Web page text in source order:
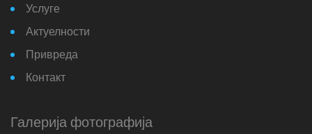
Услуге
Актуелности
Привреда
Контакт
Галерија фотографија